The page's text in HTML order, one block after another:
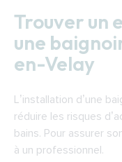
Trouver un
une
en-Velay
L’installation d’une
réduire les risques
bains. Pour assurer
à un professionnel.